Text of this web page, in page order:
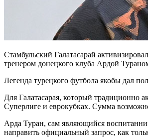
Стамбульский Галатасарай
тренером донецкого клуба Ардой
Легенда турецкого футбола якобы дал
Для Галатасарая, который традиционно
Суперлиге и еврокубках. Сумма
Арда Туран, сам являющийся
направить официальный запрос, как